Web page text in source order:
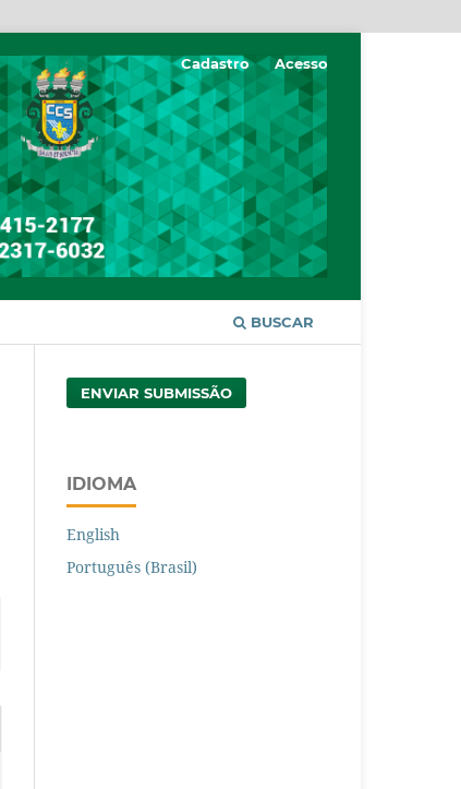
BUSCAR
Cadastro Acesso
ENVIAR SUBMISSÃO
IDIOMA
English
Português (Brasil)